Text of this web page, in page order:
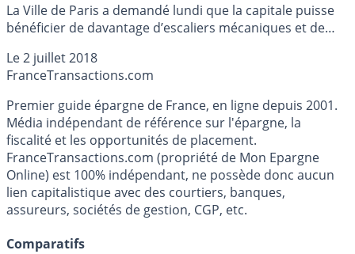
La Ville de Paris a demandé lundi que la capitale puisse
bénéficier de davantage d’escaliers mécaniques et de
jeux Olympiques et paralympiques de 2024, comme
l’avait Londres.
Le2 juillet 2018
FranceTransactions.com
Premier guide épargne de France, en ligne depuis 2001.
Média indépendant de référence sur l'épargne, la
fiscalité et les opportunités de placement.
FranceTransactions.com (propriété de Mon Epargne
Online) est 100% indépendant, ne possède donc aucun
lien capitalistique avec des courtiers, banques,
assureurs, sociétés de gestion, CGP, etc.
Comparatifs